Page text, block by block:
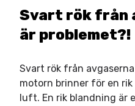
Svart rök från
är problemet?!
Svart rök från
motorn brinner för en
luft. En rik blandning är